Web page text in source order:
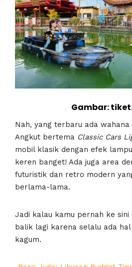
Gambar:
Nah, yang terbaru ada wahana
Angkut bertema Classic Cars
mobil klasik dengan efek
keren banget! Ada juga area
futuristik dan retro modern
berlama-lama.
Jadi kalau kamu pernah ke sini
balik lagi karena selalu ada
kagum.